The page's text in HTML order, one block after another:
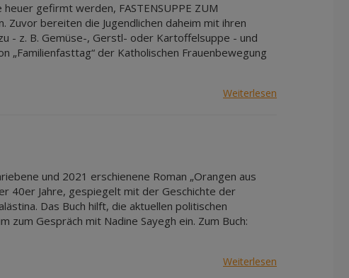
gefirmt werden, FASTENSUPPE ZUM
Zuvor bereiten die Jugendlichen daheim mit ihren
- z. B. Gemüse-, Gerstl- oder Kartoffelsuppe - und
„Familienfasttag“ der Katholischen Frauenbewegung
Weiterlesen
und 2021 erschienene Roman „Orangen aus
40er Jahre, gespiegelt mit der Geschichte der
Das Buch hilft, die aktuellen politischen
zum Gespräch mit Nadine Sayegh ein. Zum Buch:
Weiterlesen